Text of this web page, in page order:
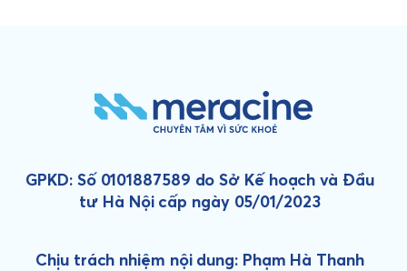
GPKD: Số 0101887589 do Sở Kế hoạch và Đầu
tư Hà Nội cấp ngày 05/01/2023
Chịu trách nhiệm nội dung: Phạm Hà Thanh